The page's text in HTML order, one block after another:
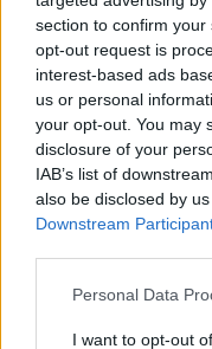
section to confirm
opt-out request is
interest-based ads
us or personal
your opt-out. You may
disclosure of your
IAB’s list of
also be disclosed by
Downstream
Personal Data
I want to opt-out
συμπτώματα δεν
8 Αυγούστου, 2026
Μυστράς: «Γιατί έβαλε
μακάβριο σχέδιο που
8 Αυγούστου, 2026
Συνελήφθη ένα ακόμη
8 Αυγούστου, 2026